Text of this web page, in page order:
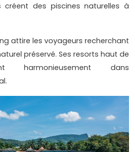
créent des piscines naturelles à
attire les voyageurs recherchant
préservé. Ses resorts haut de
harmonieusement dans